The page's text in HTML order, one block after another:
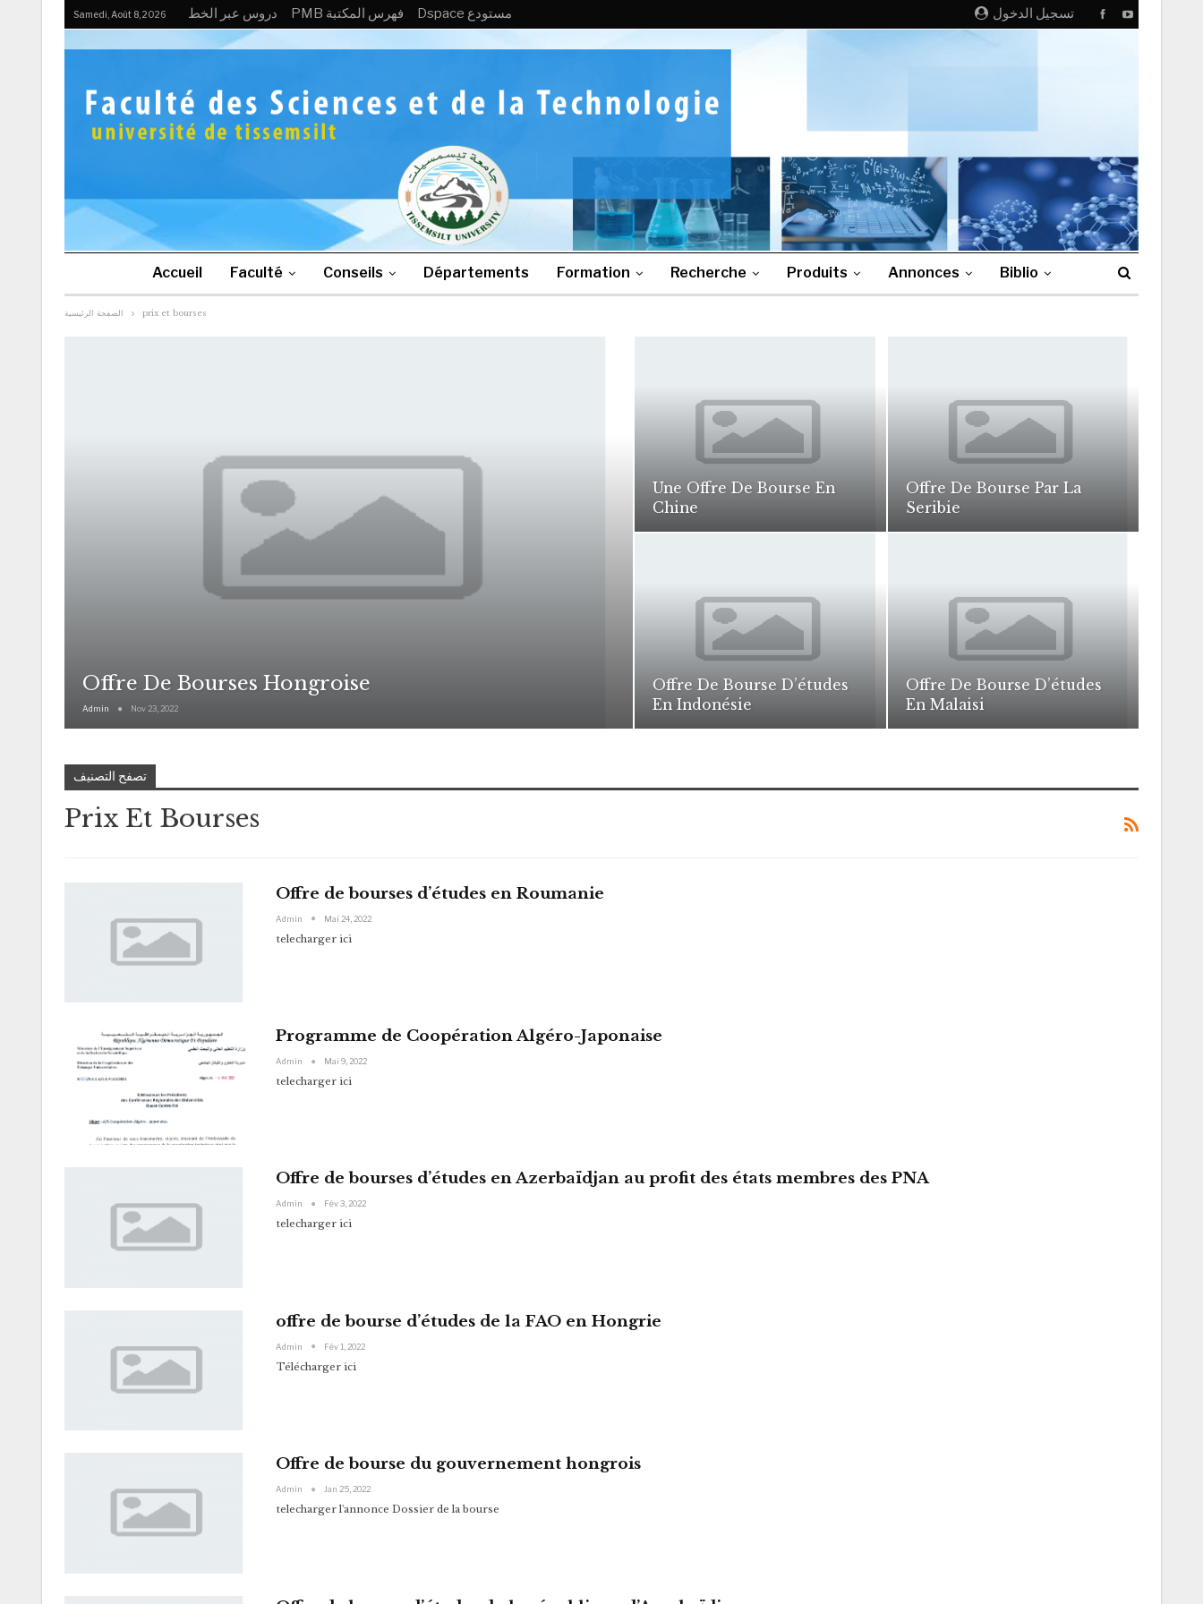
تسجيل الدخول Samedi, Août 8, 2026 دروس عبر الخط PMB فهرس المكتبة Dspace مستودع
Accueil Faculté Conseils Départements Formation Recherche Produits Annonces Biblio
الصفحة الرئيسية prix et bourses
Offre De Bourses Hongroise
Admin Nov 23, 2022
Une Offre De Bourse En
Chine
Offre De Bourse Par La
Seribie
Offre De Bourse D’études
En Indonésie
Offre De Bourse D’études
En Malaisi
تصفح التصنيف
Prix Et Bourses
Offre de bourses d’études en Roumanie
Admin Mai 24, 2022
telecharger ici
Programme de Coopération Algéro-Japonaise
Admin Mai 9, 2022
telecharger ici
Offre de bourses d’études en Azerbaïdjan au profit des états membres des PNA
Admin Fév 3, 2022
telecharger ici
offre de bourse d’études de la FAO en Hongrie
Admin Fév 1, 2022
Télécharger ici
Offre de bourse du gouvernement hongrois
Admin Jan 25, 2022
telecharger l'annonce Dossier de la bourse